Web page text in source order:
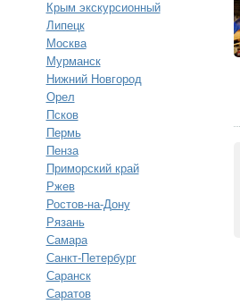
Крым экскурсионный
Липецк
Москва
Мурманск
Нижний Новгород
Орел
Псков
Пермь
Пенза
Приморский край
Ржев
Ростов-на-Дону
Рязань
Самара
Санкт-Петербург
Саранск
Саратов